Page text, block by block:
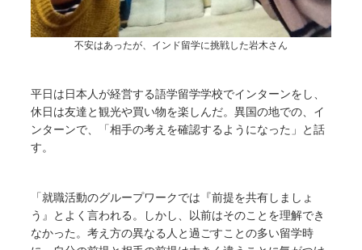
不安はあったが、インド留学に挑戦した岩木さん
平日は日本人が経営する語学留学学校でインターンをし、
休日は友達と観光や買い物を楽しんだ。異国の地での、イ
ンターンで、「相手の考えを確認するようになった」と話
す。
「就職活動のグループワークでは『前提を共有しましょ
う』とよく言われる。しかし、以前はそのことを理解でき
なかった。考え方の異なる人と過ごすことの多い留学時